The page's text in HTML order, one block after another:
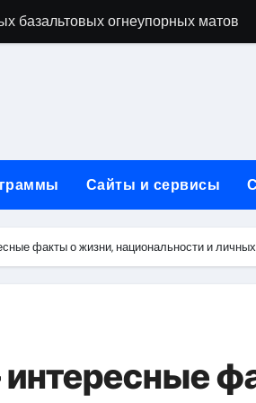
базальтовых огнеупорных матов
+ GEO/AEO — Новая формула
горячие и мобильные
без верификации и участия
принципы SEO, рекламные
Сайты и сервисы
факты о жизни, национальности и